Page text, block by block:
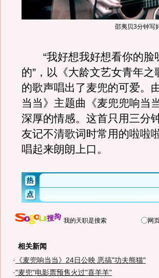
邵夷贝3分钟写
“我好想我好想看你的脸
的”，以《大龄文艺女青年
的歌声唱出了麦兜的可爱。
当当》主题曲《麦兜兜响当
深厚的情感。这首只用三分
友记不清歌词时常用的啦啦
唱起来朗朗上口。
我的天职是搜索 网
相关新闻
· 《麦兜响当当》24日公映 恶搞"功夫熊猫"
·"麦兜"电影票预售火过"喜羊羊"